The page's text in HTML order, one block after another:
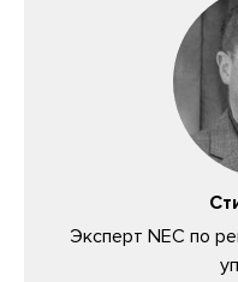
Эксперт NEC по